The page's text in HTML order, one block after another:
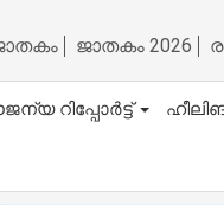
ജാതകം 2026
റിപ്പോർട്ട്